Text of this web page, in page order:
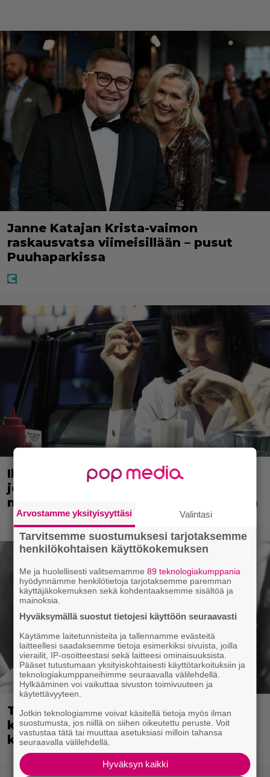
Janne Katajan Krista-vaimon
raskausvatsa viimeisillään – pusut
Puuhaparkissa
Illalla tv:ssä: 90-luvun rikoselokuva
joka ei vanhene koskaan – rönsyilevä
mestariteos kestää aikaa ja kulutusta
Tänään tv:ssä: Rikoselokuvan
klassikko vuodelta 1953 – Asialla
kulttiohjaaja Samuel Fuller
Arvostamme yksityisyyttäsi Valintasi
Tarvitsemme suostumuksesi tarjotaksemme
henkilökohtaisen käyttökokemuksen
Me ja huolellisesti valitsemamme89 teknologiakumppania
hyödynnämme henkilötietoja tarjotaksemme paremman
käyttäjäkokemuksen sekä kohdentaaksemme sisältöä ja
mainoksia.
Hyväksymällä suostut tietojesi käyttöön seuraavasti
Käytämme laitetunnisteita ja tallennamme evästeitä
laitteellesi saadaksemme tietoja esimerkiksi sivuista, joilla
vierailit, IP-osoitteestasi sekä laitteesi ominaisuuksista.
Pääset tutustumaan yksityiskohtaisesti käyttötarkoituksiin ja
teknologiakumppaneihimme seuraavalla välilehdellä.
Hylkääminen voi vaikuttaa sivuston toimivuuteen ja
käytettävyyteen.
Jotkin teknologiamme voivat käsitellä tietoja myös ilman
suostumusta, jos niillä on siihen oikeutettu peruste. Voit
vastustaa tätä tai muuttaa asetuksiasi milloin tahansa
seuraavalla välilehdellä.
Hyväksyn kaikki